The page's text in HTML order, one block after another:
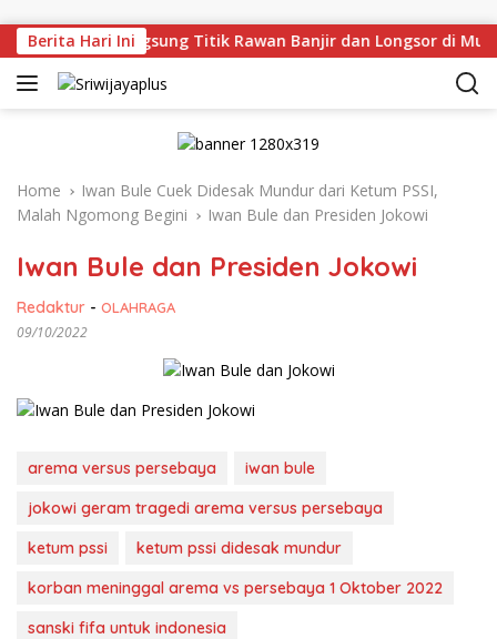
Berita Hari Ini
Tinjau Langsung Titik Rawan Banjir dan Longsor di
Home
Iwan Bule Cuek Didesak Mundur dari Ketum PSSI,
Malah Ngomong Begini
Iwan Bule dan Presiden Jokowi
Iwan Bule dan Presiden Jokowi
Redaktur - OLAHRAGA
09/10/2022
arema versus persebaya
iwan bule
jokowi geram tragedi arema versus persebaya
ketum pssi
ketum pssi didesak mundur
korban meninggal arema vs persebaya 1 Oktober 2022
sanski fifa untuk indonesia